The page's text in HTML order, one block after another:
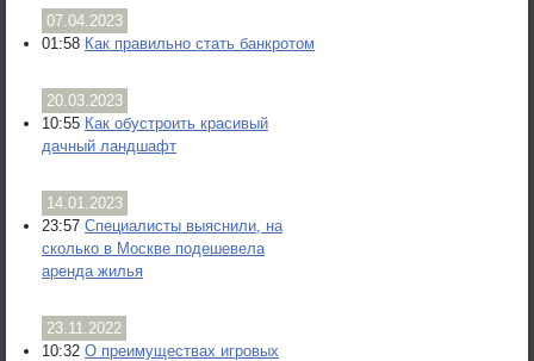
07.04.2023
01:58 Как правильно стать банкротом
20.03.2023
10:55 Как обустроить красивый
дачный ландшафт
14.01.2023
23:57 Специалисты выяснили, на
сколько в Москве подешевела
аренда жилья
23.11.2022
10:32 О преимуществах игровых